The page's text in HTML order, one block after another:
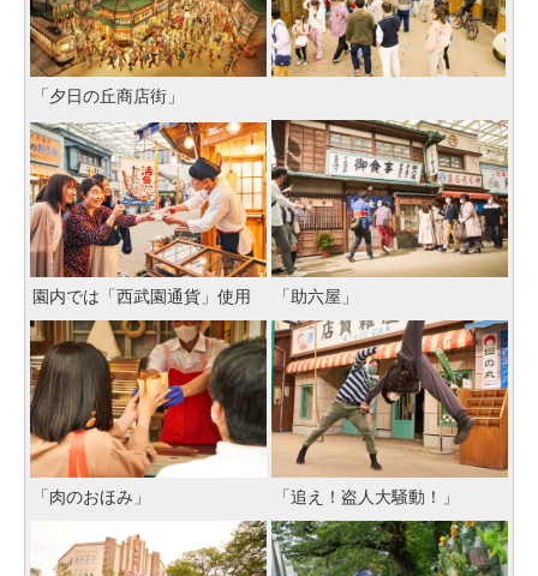
「夕日の丘商店街」
園内では「西武園通貨」使用 「助六屋」
「肉のおほみ」 「追え！盗人大騒動！」